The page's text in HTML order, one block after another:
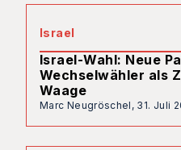
Israel
Israel-Wahl: Neue
Wechselwähler als
Waage
Marc Neugröschel, 31. Juli